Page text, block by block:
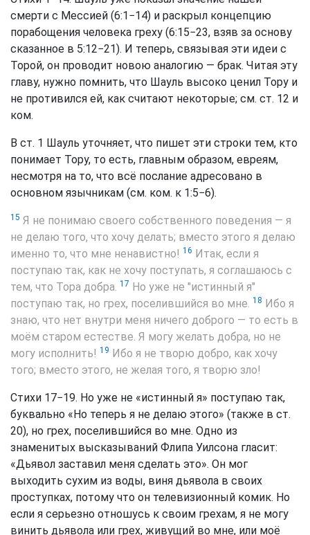
смерти с Мессией (6:1−14) и раскрыл концепцию
порабощения человека греху (6:15−23, взяв за основу
сказанное в 5:12−21). И теперь, связывая эти идеи с
Торой, он проводит новою аналогию — брак. Читая эту
главу, нужно помнить, что Шауль высоко ценил Тору и
не противился ей, как считают некоторые; см. ст. 12 и
ком.
В ст. 1 Шауль уточняет, что пишет эти строки тем, кто
понимает Тору, то есть, главным образом, евреям,
несмотря на то, что всё послание адресовано в
основном язычникам (см. ком. к 1:5−6).
15 Я не понимаю своего собственного поведения — я
не делаю того, что хочу делать; вместо этого я делаю
именно то, что мне ненавистно! 16 Итак, если я
поступаю так, как не хочу поступать, я соглашаюсь с
тем, что Тора добра. 17 Но уже не "истинный я"
поступаю так, но грех, поселившийся во мне. 18 Ибо я
знаю, что нет внутри меня ничего доброго — то есть в
моём старом естестве. Я могу желать добра, но не
могу исполнить! 19 Ибо я не творю добро, как хочу
того; вместо этого, не желая того, я творю зло!
Стихи 17−19. Но уже не «истинный я» поступаю так,
буквально «Но теперь я не делаю этого» (также в ст.
20), но грех, поселившийся во мне. Одно из
знаменитых высказываний Флипа Уилсона гласит:
«Дьявол заставил меня сделать это». Он мог
выходить сухим из воды, виня дьявола в своих
проступках, потому что он телевизионный комик. Но
если я серьезно отношусь к своим грехам, я не могу
винить дьявола или грех, живущий во мне, или моё